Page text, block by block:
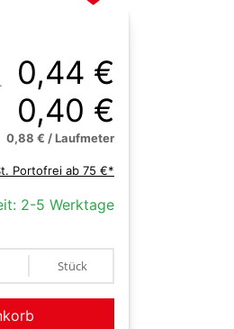
0,44 €
0,40 €
0,88 € / Laufmeter
Portofrei ab 75 €*
2-5 Werktage
Stück